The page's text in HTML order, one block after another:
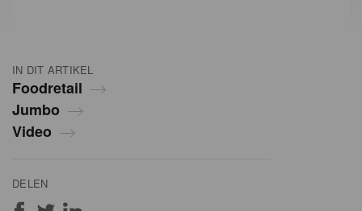
IN DIT ARTIKEL
Foodretail
Jumbo
Video
DELEN